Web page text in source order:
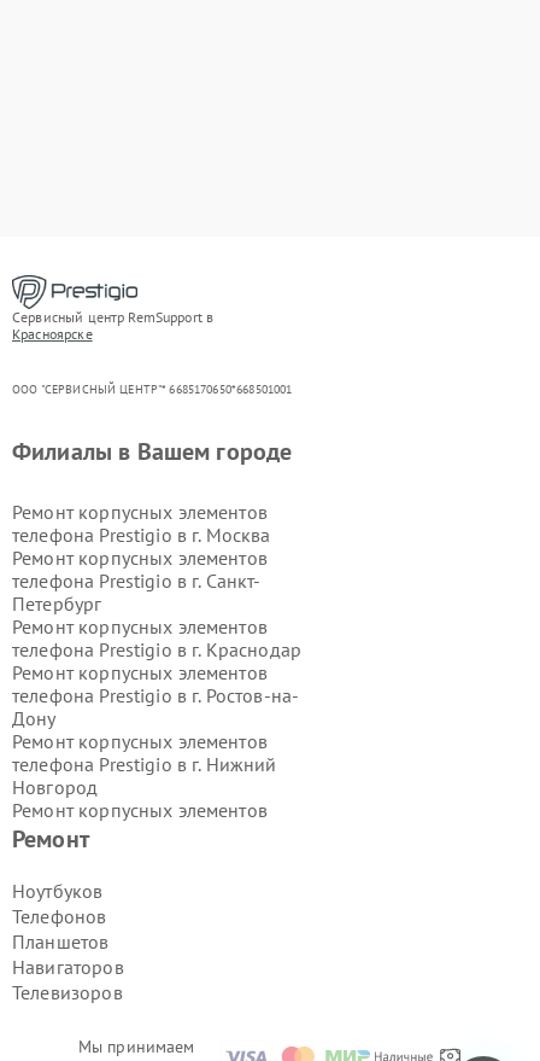
Сервисный центр RemSupport в
Красноярске
ООО "СЕРВИСНЫЙ ЦЕНТР"* 6685170650*668501001
Мы принимаем
Ремонт
Ноутбуков
Телефонов
Планшетов
Навигаторов
Телевизоров
Филиалы в Вашем городе
Ремонт корпусных элементов
телефона Prestigio в г. Москва
Ремонт корпусных элементов
телефона Prestigio в г. Санкт-
Петербург
Ремонт корпусных элементов
телефона Prestigio в г. Краснодар
Ремонт корпусных элементов
телефона Prestigio в г. Ростов-на-
Дону
Ремонт корпусных элементов
телефона Prestigio в г. Нижний
Новгород
Ремонт корпусных элементов
телефона Prestigio в г.
телефона Prestigio в г.
Ремонт корпусных элементов
телефона Prestigio в г.
Ремонт корпусных элементов
телефона Prestigio в г.
Ремонт корпусных элементов
Ремонт корпусных элементов